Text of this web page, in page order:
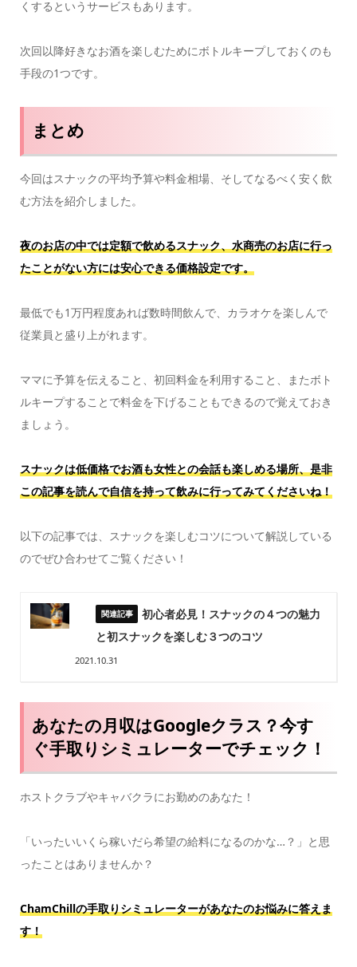
くするというサービスもあります。
次回以降好きなお酒を楽しむためにボトルキープしておくのも
手段の1つです。
まとめ
今回はスナックの平均予算や料金相場、そしてなるべく安く飲
む方法を紹介しました。
夜のお店の中では定額で飲めるスナック、水商売のお店に行っ
たことがない方には安心できる価格設定です。
最低でも1万円程度あれば数時間飲んで、カラオケを楽しんで
従業員と盛り上がれます。
ママに予算を伝えること、初回料金を利用すること、またボト
ルキープすることで料金を下げることもできるので覚えておき
ましょう。
スナックは低価格でお酒も女性との会話も楽しめる場所、是非
この記事を読んで自信を持って飲みに行ってみてくださいね！
以下の記事では、スナックを楽しむコツについて解説している
のでぜひ合わせてご覧ください！
初心者必見！スナックの４つの魅力
と初スナックを楽しむ３つのコツ
2021.10.31
あなたの月収はGoogleクラス？今す
ぐ手取りシミュレーターでチェック！
ホストクラブやキャバクラにお勤めのあなた！
「いったいいくら稼いだら希望の給料になるのかな…？」と思
ったことはありませんか？
ChamChillの手取りシミュレーターがあなたのお悩みに答えま
す！